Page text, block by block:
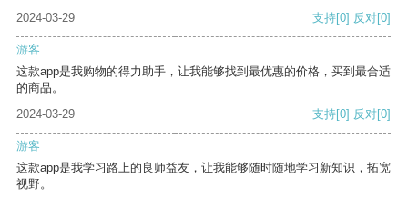
2024-03-29
支持[0] 反对[0]
游客
这款app是我购物的得力助手，让我能够找到最优惠的价格，买到最合适
的商品。
2024-03-29
支持[0] 反对[0]
游客
这款app是我学习路上的良师益友，让我能够随时随地学习新知识，拓宽
视野。